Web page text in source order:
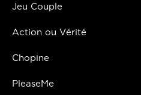
Jeu Couple
Action ou Vérité
Chopine
PleaseMe